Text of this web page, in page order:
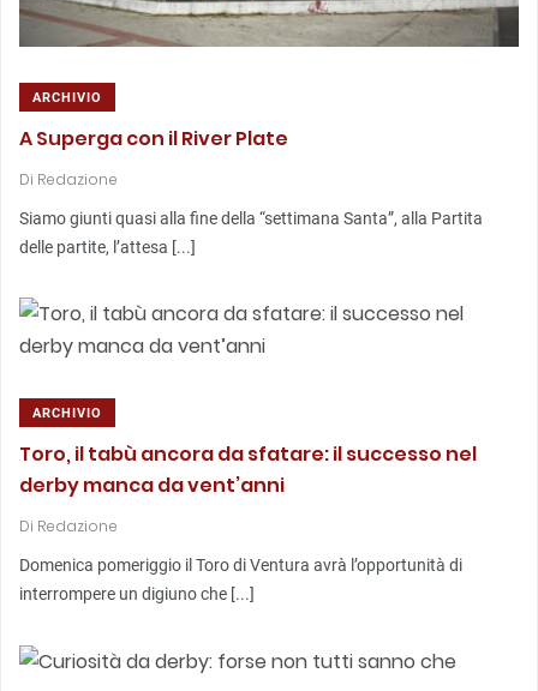
ARCHIVIO
A Superga con il River Plate
Di Redazione
Siamo giunti quasi alla fine della “settimana Santa”, alla Partita
delle partite, l’attesa [...]
ARCHIVIO
Toro, il tabù ancora da sfatare: il successo nel
derby manca da vent’anni
Di Redazione
Domenica pomeriggio il Toro di Ventura avrà l’opportunità di
interrompere un digiuno che [...]